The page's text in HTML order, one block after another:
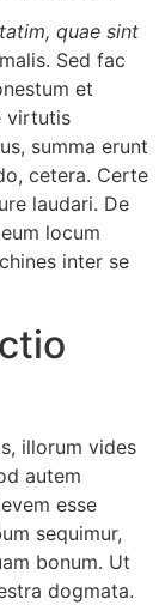
quae sint
Sed fac
et
virtutis
summa erunt
cetera. Certe
laudari. De
locum
inter se
illorum vides
autem
esse
sequimur,
bonum. Ut
dogmata.